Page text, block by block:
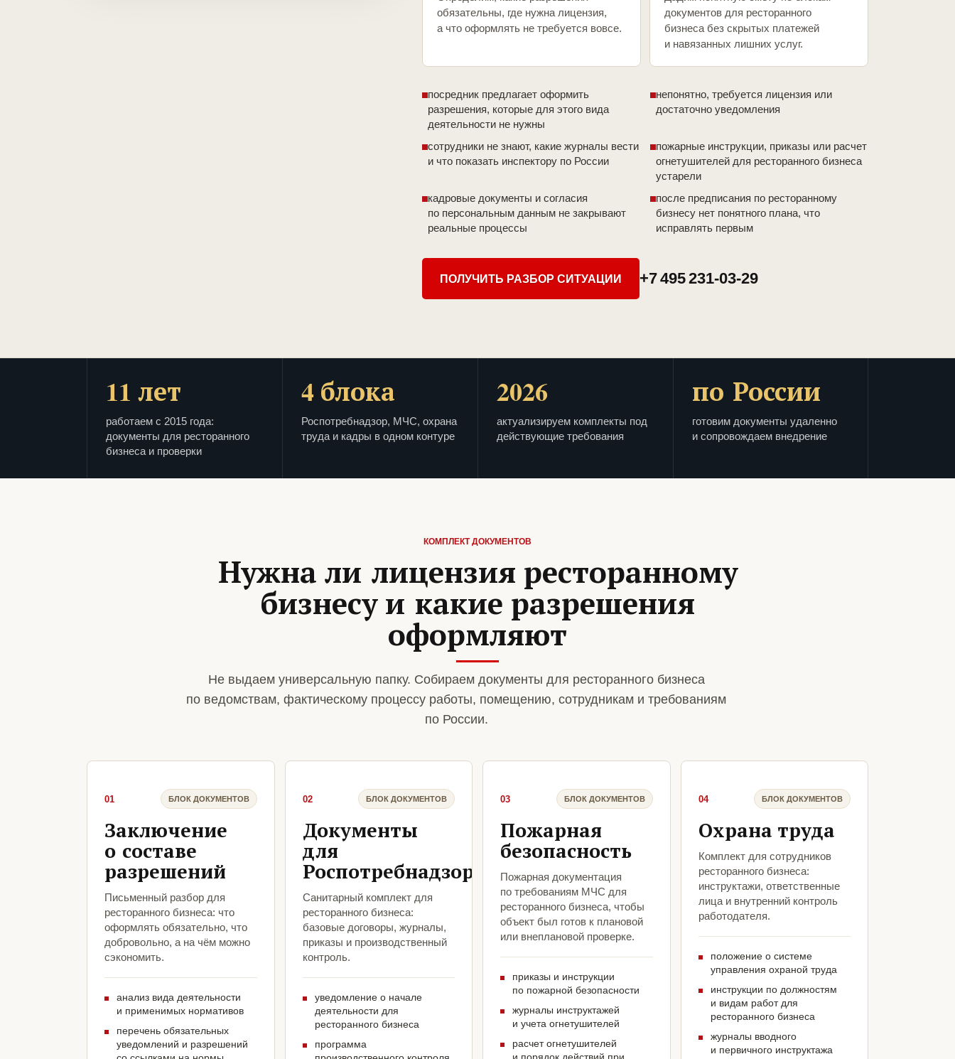
обязательны, где нужна лицензия,
а что оформлять не требуется вовсе.
документов для ресторанного
бизнеса без скрытых платежей
и навязанных лишних услуг.
посредник предлагает оформить
разрешения, которые для этого вида
деятельности не нужны
непонятно, требуется лицензия или
достаточно уведомления
сотрудники не знают, какие журналы вести
и что показать инспектору по России
пожарные инструкции, приказы или расчет
огнетушителей для ресторанного бизнеса
устарели
кадровые документы и согласия
по персональным данным не закрывают
реальные процессы
после предписания по ресторанному
бизнесу нет понятного плана, что
исправлять первым
ПОЛУЧИТЬ РАЗБОР СИТУАЦИИ +7 495 231-03-29
11 лет
работаем с 2015 года:
документы для ресторанного
бизнеса и проверки
4 блока
Роспотребнадзор, МЧС, охрана
труда и кадры в одном контуре
2026
актуализируем комплекты под
действующие требования
по России
готовим документы удаленно
и сопровождаем внедрение
КОМПЛЕКТ ДОКУМЕНТОВ
Нужна ли лицензия ресторанному
бизнесу и какие разрешения
оформляют
Не выдаем универсальную папку. Собираем документы для ресторанного бизнеса
по ведомствам, фактическому процессу работы, помещению, сотрудникам и требованиям
по России.
01 БЛОК ДОКУМЕНТОВ
Заключение
о составе
разрешений
Письменный разбор для
ресторанного бизнеса: что
оформлять обязательно, что
добровольно, а на чём можно
сэкономить.
анализ вида деятельности
и применимых нормативов
перечень обязательных
уведомлений и разрешений
02 БЛОК ДОКУМЕНТОВ
Документы
для
Роспотребнадзора
Санитарный комплект для
ресторанного бизнеса:
базовые договоры, журналы,
приказы и производственный
контроль.
уведомление о начале
деятельности для
ресторанного бизнеса
программа
03 БЛОК ДОКУМЕНТОВ
Пожарная
безопасность
Пожарная документация
по требованиям МЧС для
ресторанного бизнеса, чтобы
объект был готов к плановой
или внеплановой проверке.
приказы и инструкции
по пожарной безопасности
журналы инструктажей
и учета огнетушителей
расчет огнетушителей
04 БЛОК ДОКУМЕНТОВ
Охрана труда
Комплект для сотрудников
ресторанного бизнеса:
инструктажи, ответственные
лица и внутренний контроль
работодателя.
положение о системе
управления охраной труда
инструкции по должностям
и видам работ для
ресторанного бизнеса
журналы вводного
и первичного инструктажа